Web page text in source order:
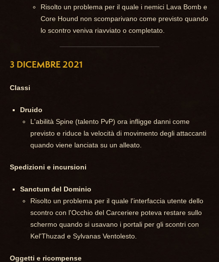
Risolto un problema per il quale i nemici Lava Bomb e
Core Hound non scomparivano come previsto quando
lo scontro veniva riavviato o completato.
3 DICEMBRE 2021
Classi
Druido
L'abilità Spine (talento PvP) ora infligge danni come
previsto e riduce la velocità di movimento degli attaccanti
quando viene lanciata su un alleato.
Spedizioni e incursioni
Sanctum del Dominio
Risolto un problema per il quale l'interfaccia utente dello
scontro con l'Occhio del Carceriere poteva restare sullo
schermo quando si usavano i portali per gli scontri con
Kel'Thuzad e Sylvanas Ventolesto.
Oggetti e ricompense